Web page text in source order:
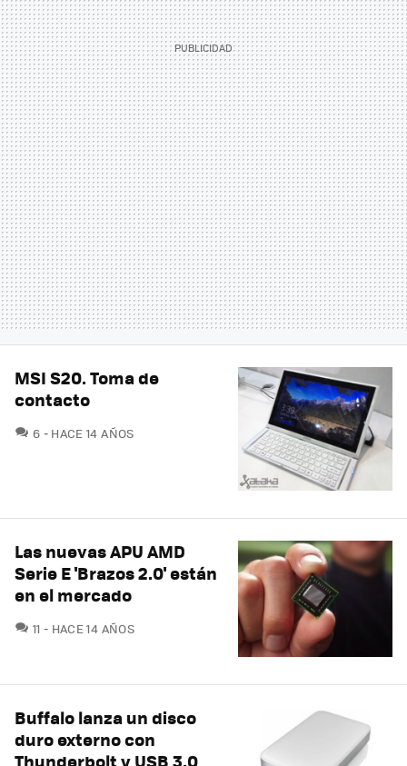
MSI S20. Toma de
contacto
6 COMENTARIOS
HACE 14 AÑOS
Las nuevas APU AMD
Serie E 'Brazos 2.0' están
en el mercado
11 COMENTARIOS
HACE 14 AÑOS
Buffalo lanza un disco
duro externo con
Thunderbolt y USB 3.0